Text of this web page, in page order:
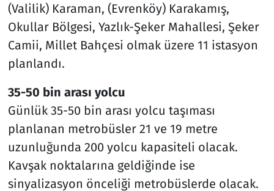
(Valilik) Karaman, (Evrenköy) Karakamış,
Okullar Bölgesi, Yazlık-Şeker Mahallesi, Şeker
Camii, Millet Bahçesi olmak üzere 11 istasyon
planlandı.
35-50 bin arası yolcu
Günlük 35-50 bin arası yolcu taşıması
planlanan metrobüsler 21 ve 19 metre
uzunluğunda 200 yolcu kapasiteli olacak.
Kavşak noktalarına geldiğinde ise
sinyalizasyon önceliği metrobüslerde olacak.